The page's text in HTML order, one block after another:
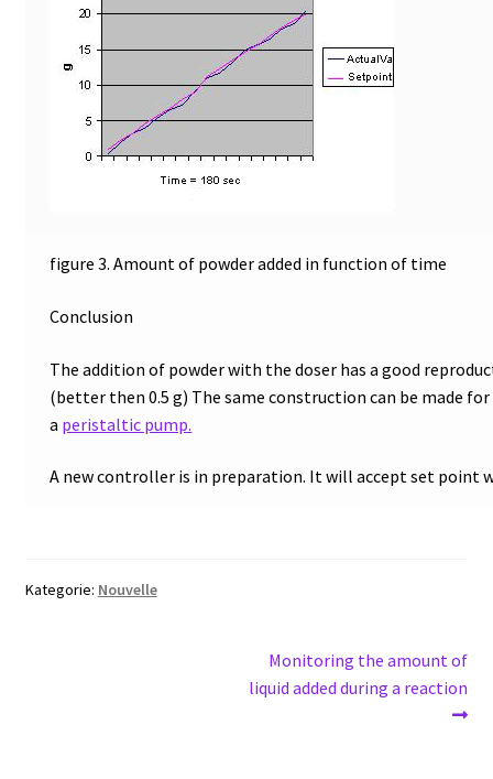
Feuchtedatenlogger
Filter
Filtration
Fraktionssammler
Gebrauchte Elektronik
Gebrauchte Verbindungstechnik
Gewebemühle
figure 3. Amount of powder added in function of time
Conclusion
The addition of powder with the doser has a good
(better then 0.5 g) The same construction can be made
a peristaltic pump.
A new controller is in preparation. It will accept set point
Kategorie: Nouvelle
BeitragsnavigationNächster
Beitrag:
Monitoring the amount of
liquid added during a reaction